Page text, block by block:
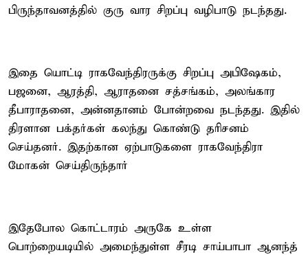
பிருந்தாவனத்தில் குரு வார சிறப்பு வழிபாடு நடந்தது.
இதை யொட்டி ராகவேந்திரருக்கு சிறப்பு அபிஷேகம்,
பஜனை, ஆரத்தி, ஆராதனை சத்சங்கம், அலங்கார
தீபாராதனை, அன்னதானம் போன்றவை நடந்தது. இதில்
திரளான பக்தர்கள் கலந்து கொண்டு தரிசனம்
செய்தனர். இதற்கான ஏற்பாடுகளை ராகவேந்திரா
மோகன் செய்திருந்தார்
இதேபோல கொட்டாரம் அருகே உள்ள
பொற்றையடியில் அமைந்துள்ள சீரடி சாய்பாபா ஆனந்த்